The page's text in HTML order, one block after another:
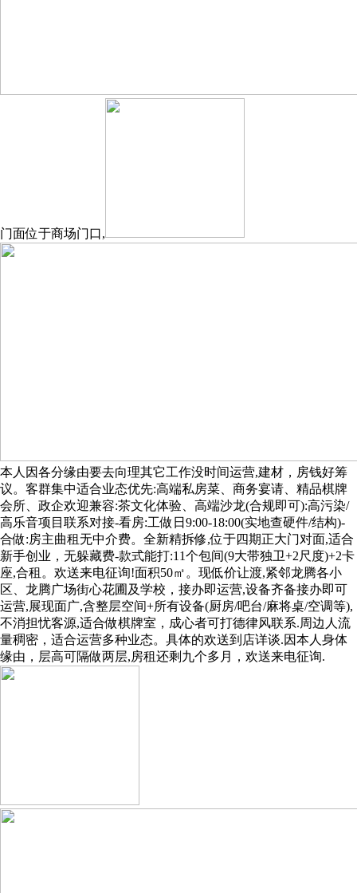
门面位于商场门口,
本人因各分缘由要去向理其它工作没时间运营,建材，房钱好筹
议。客群集中适合业态优先:高端私房菜、商务宴请、精品棋牌
会所、政企欢迎兼容:茶文化体验、高端沙龙(合规即可):高污染/
高乐音项目联系对接-看房:工做日9:00-18:00(实地查硬件/结构)-
合做:房主曲租无中介费。全新精拆修,位于四期正大门对面,适合
新手创业，无躲藏费-款式能打:11个包间(9大带独卫+2尺度)+2卡
座,合租。欢送来电征询!面积50㎡。现低价让渡,紧邻龙腾各小
区、龙腾广场街心花圃及学校，接办即运营,设备齐备接办即可
运营,展现面广,含整层空间+所有设备(厨房/吧台/麻将桌/空调等),
不消担忧客源,适合做棋牌室，成心者可打德律风联系.周边人流
量稠密，适合运营多种业态。具体的欢送到店详谈.因本人身体
缘由，层高可隔做两层,房租还剩九个多月，欢送来电征询.